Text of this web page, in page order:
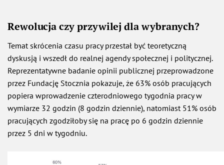
Rewolucja czy przywilej dla wybranych?
Temat skrócenia czasu pracy przestał być teoretyczną
dyskusją i wszedł do realnej agendy społecznej i politycznej.
Reprezentatywne badanie opinii publicznej przeprowadzone
przez Fundację Stocznia pokazuje, że 63% osób pracujących
popiera wprowadzenie czterodniowego tygodnia pracy w
wymiarze 32 godzin (8 godzin dziennie), natomiast 51% osób
pracujących zgodziłoby się na pracę po 6 godzin dziennie
przez 5 dni w tygodniu.